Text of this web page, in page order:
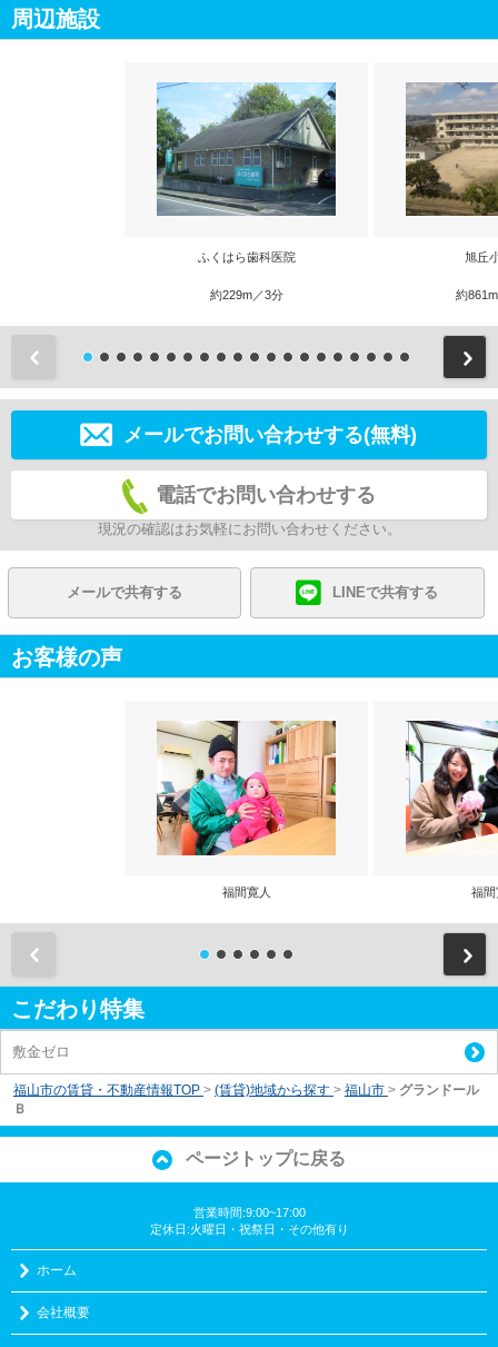
周辺施設
ふくはら歯科医院
約229m／3分
旭丘
約
メールでお問い合わせする(無料)
電話でお問い合わせする
現況の確認はお気軽にお問い合わせください。
メールで共有する LINEで共有する
お客様の声
福間寛人 福間
こだわり特集
敷金ゼロ
福山市の賃貸・不動産情報TOP > (賃貸)地域から探す > 福山市 > グランドール
Ｂ
ページトップに戻る
営業時間:9:00~17:00
定休日:火曜日・祝祭日・その他有り
ホーム
会社概要